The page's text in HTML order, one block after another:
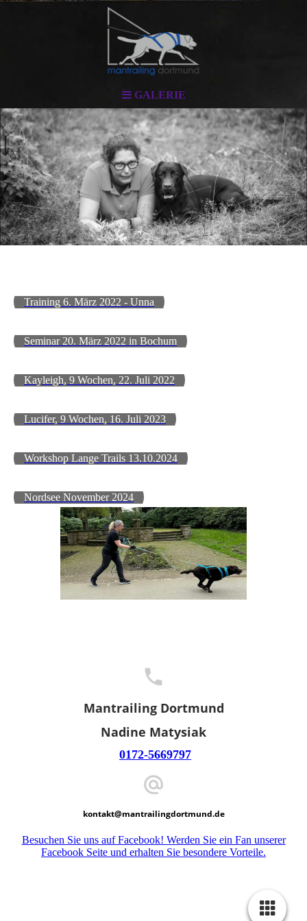
GALERIE
Training 6. März 2022 - Unna
Seminar 20. März 2022 in Bochum
Kayleigh, 9 Wochen, 22. Juli 2022
Lucifer, 9 Wochen, 16. Juli 2023
Workshop Lange Trails 13.10.2024
Nordsee November 2024
Mantrailing Dortmund
Nadine Matysiak
0172-5669797
kontakt@mantrailingdortmund.de
Besuchen Sie uns auf Facebook! Werden Sie ein Fan unserer
Facebook Seite und erhalten Sie besondere Vorteile.